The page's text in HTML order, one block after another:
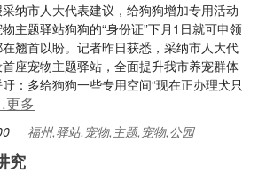
纳市人大代表建议，给狗狗增加专用活动
主题驿站狗狗的“身份证”下月1日就可申领
翘首以盼。记者昨日获悉，采纳市人大代
座宠物主题驿站，全面提升我市养宠群体
：多给狗狗一些专用空间“现在正办理犬只
多
福州,驿站,宠物,主题,宠物,公园
究